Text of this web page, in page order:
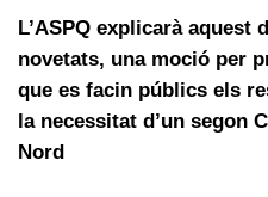
L’ASPQ explicarà aquest
novetats, una moció per
que es facin públics els
la necessitat d’un segon
Nord